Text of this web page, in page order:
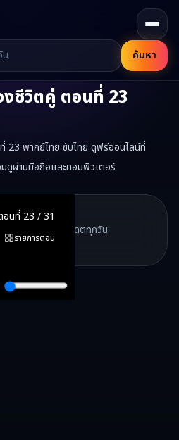
ค้นหา
ชีวิตคู่ ตอนที่ 23
23 พากย์ไทย ซับไทย ดูฟรีออนไลน์ที่
ดูผ่านมือถือและคอมพิวเตอร์
อนที่ 23 /31
รายการตอน
พากย์ไทย ซับไทย ดูฟรีออนไลน์ —
ไลน์ฟรี ที่รวบรวมหนังจีน ละครจีน มิ
ตั้ง พากย์ไทย อัปเดตทุกวัน